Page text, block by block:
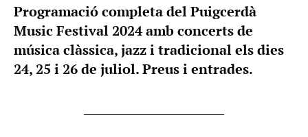
Programació completa del Puigcerdà
Music Festival 2024 amb concerts de
música clàssica, jazz i tradicional els dies
24, 25 i 26 de juliol. Preus i entrades.